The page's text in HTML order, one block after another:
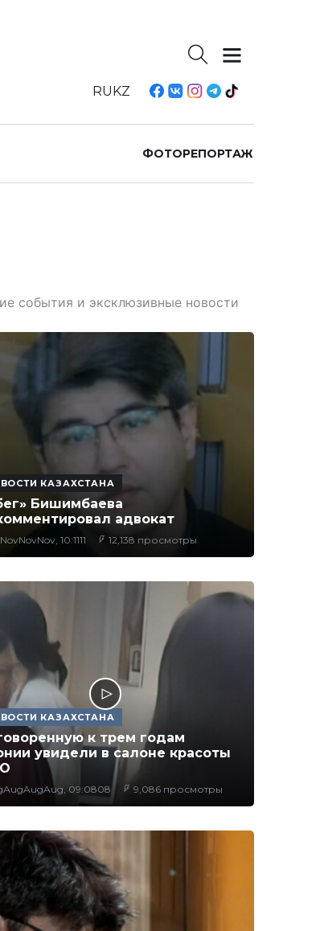
RUKZ
ФОТОРЕПОРТАЖ
события и эксклюзивные новости
КАЗАХСТАНА
Бишимбаева
адвокат
10:1111 12,138 просмотры
КАЗАХСТАНА
к трем годам
увидели в салоне красоты
09:0808 9,086 просмотры